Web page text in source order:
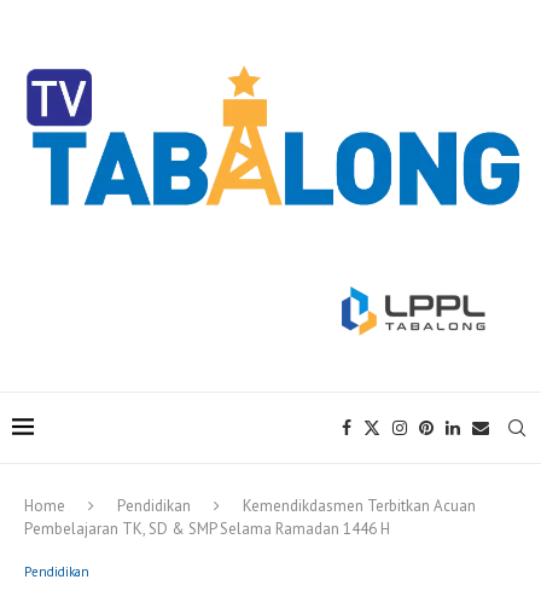
Home Pendidikan
Kemendikdasmen Terbitkan Acuan
Pembelajaran TK, SD & SMP Selama Ramadan 1446 H
Pendidikan